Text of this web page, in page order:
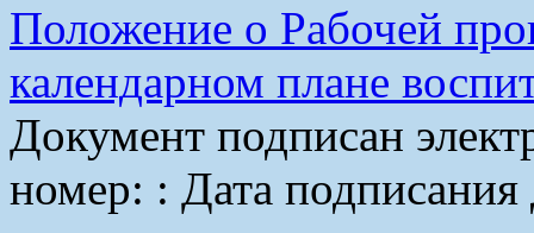
Положение о Рабочей
календарном плане
Документ подписан
номер: : Дата подписания